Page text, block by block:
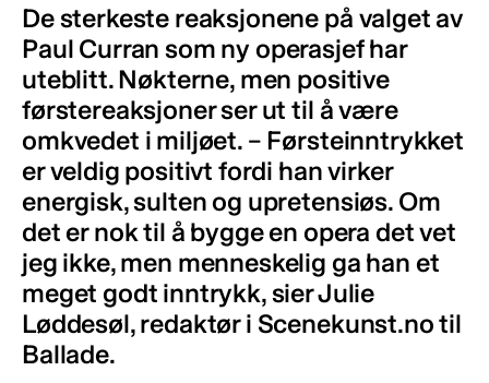
De sterkeste reaksjonene på valget av
Paul Curran som ny operasjef har
uteblitt. Nøkterne, men positive
førstereaksjoner ser ut til å være
omkvedet i miljøet. – Førsteinntrykket
er veldig positivt fordi han virker
energisk, sulten og upretensiøs. Om
det er nok til å bygge en opera det vet
jeg ikke, men menneskelig ga han et
meget godt inntrykk, sier Julie
Løddesøl, redaktør i Scenekunst.no til
Ballade.